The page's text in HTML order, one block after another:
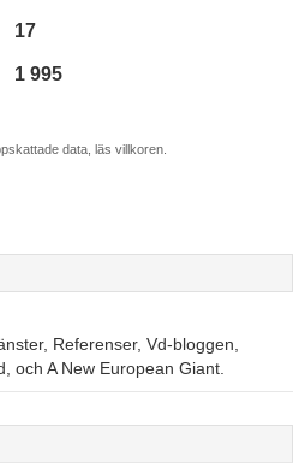
17
1 995
data, läs villkoren.
Referenser, Vd-bloggen,
och A New European Giant.